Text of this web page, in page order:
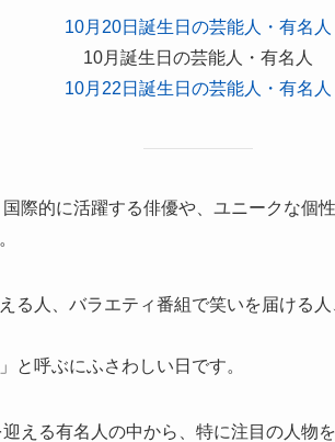
10月20日誕生日の芸能人・有名人
10月誕生日の芸能人・有名人
10月22日誕生日の芸能人・有名人
際的に活躍する俳優や、ユニークな個
る人、バラエティ番組で笑いを届ける
と呼ぶにふさわしい日です。
える有名人の中から、特に注目の人物